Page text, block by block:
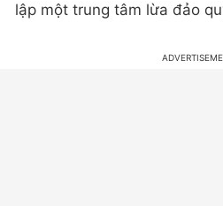
lập một trung tâm lừa đảo